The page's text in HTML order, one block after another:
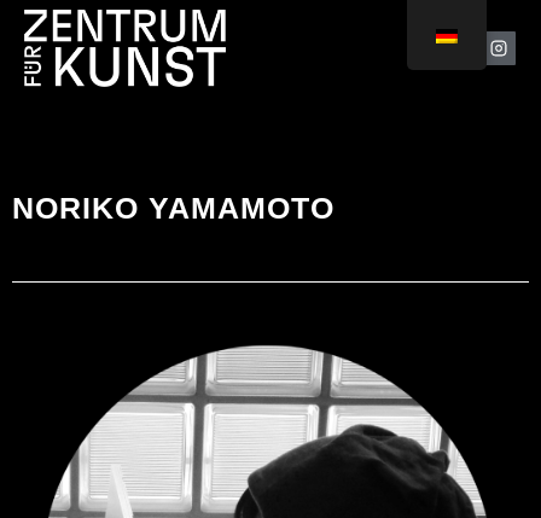
NORIKO YAMAMOTO